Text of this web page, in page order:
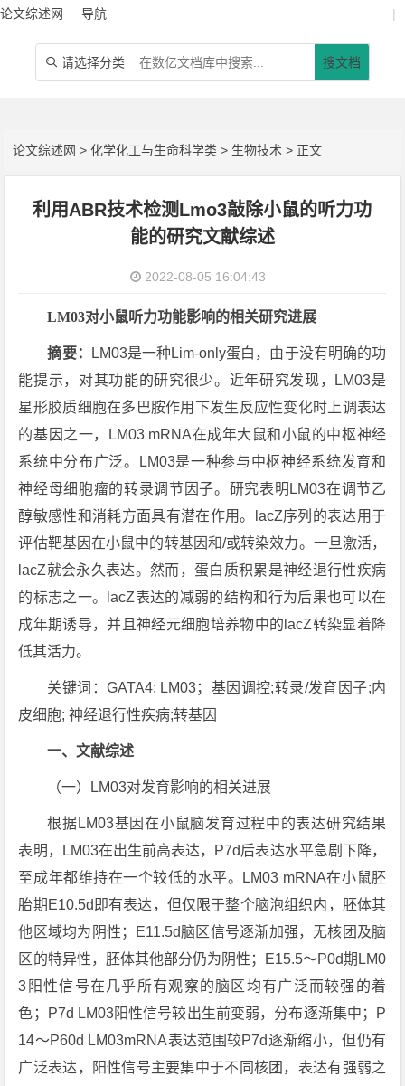
论文综述网 导航 |
 请选择分类 搜文档
论文综述网 >化学化工与生命科学类 > 生物技术 > 正文
利用ABR技术检测Lmo3敲除小鼠的听力功
能的研究文献综述
2022-08-05 16:04:43
LM03对小鼠听力功能影响的相关研究进展
摘要：
LM03是一种Lim-only蛋白，由于没有明确的功
能提示，对其功能的研究很少。近年研究发现，LM03是
星形胶质细胞在多巴胺作用下发生反应性变化时上调表达
的基因之一，LM03 mRNA在成年大鼠和小鼠的中枢神经
系统中分布广泛。LM03是一种参与中枢神经系统发育和
神经母细胞瘤的转录调节因子。研究表明LM03在调节乙
醇敏感性和消耗方面具有潜在作用。lacZ序列的表达用于
评估靶基因在小鼠中的转基因和/或转染效力。一旦激活，
lacZ就会永久表达。然而，蛋白质积累是神经退行性疾病
的标志之一。lacZ表达的减弱的结构和行为后果也可以在
成年期诱导，并且神经元细胞培养物中的lacZ转染显着降
低其活力。
关键词：GATA4; LM03；基因调控;转录/发育因子;内
皮细胞; 神经退行性疾病;转基因
一、文献综述
（一）LM03对发育影响的相关进展
根据LM03基因在小鼠脑发育过程中的表达研究结果
表明，LM03在出生前高表达，P7d后表达水平急剧下降，
至成年都维持在一个较低的水平。LM03 mRNA在小鼠胚
胎期E10.5d即有表达，但仅限于整个脑泡组织内，胚体其
他区域均为阴性；E11.5d脑区信号逐渐加强，无核团及脑
区的特异性，胚体其他部分仍为阴性；E15.5～P0d期LM0
3阳性信号在几乎所有观察的脑区均有广泛而较强的着
色；P7d LM03阳性信号较出生前变弱，分布逐渐集中；P
14～P60d LM03mRNA表达范围较P7d逐渐缩小，但仍有
广泛表达，阳性信号主要集中于不同核团，表达有强弱之